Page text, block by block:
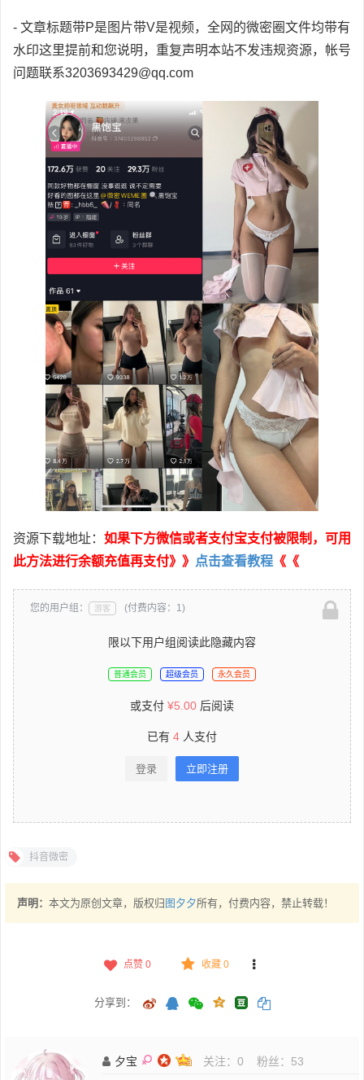
- 文章标题带P是图片带V是视频，全网的微密圈文件均带有
水印这里提前和您说明，重复声明本站不发违规资源，帐号
问题联系3203693429@qq.com
资源下载地址： 如果下方微信或者支付宝支付被限制，可用
此方法进行余额充值再支付》》 点击查看教程 《《
您的用户组： 游客 (付费内容：1)
限以下用户组阅读此隐藏内容
普通会员 超级会员 永久会员
或支付 ¥5.00 后阅读
已有 4 人支付
登录 立即注册
抖音微密
声明： 本文为原创文章，版权归 图夕夕所有，付费内容，禁止转载！
点赞 0 收藏 0
分享到：
夕宝 关注： 0 粉丝： 53